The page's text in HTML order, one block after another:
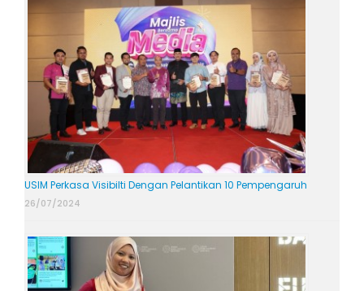
USIM Perkasa Visibilti Dengan Pelantikan 10 Pempengaruh
26/07/2024